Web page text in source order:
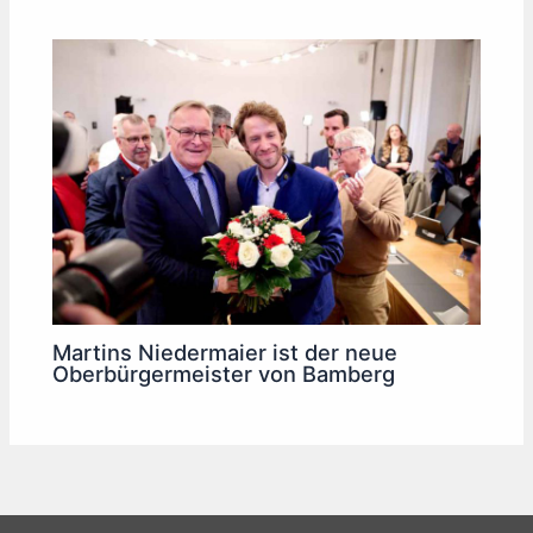
Martins Niedermaier ist der neue
Oberbürgermeister von Bamberg